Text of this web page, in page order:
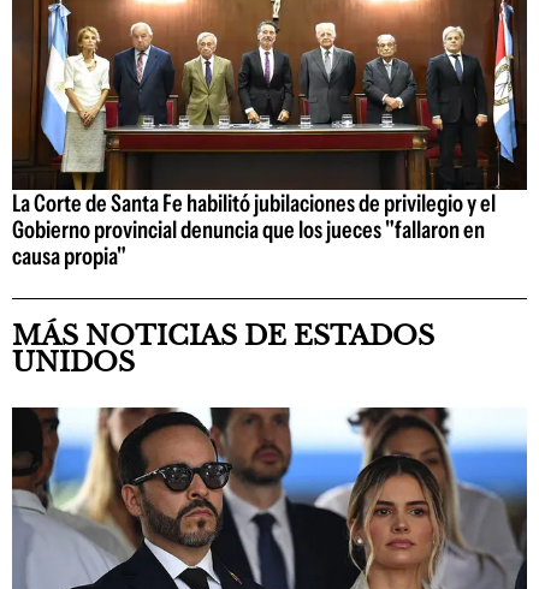
La Corte de Santa Fe habilitó jubilaciones de privilegio y el
Gobierno provincial denuncia que los jueces "fallaron en
causa propia"
MÁS NOTICIAS DE ESTADOS
UNIDOS